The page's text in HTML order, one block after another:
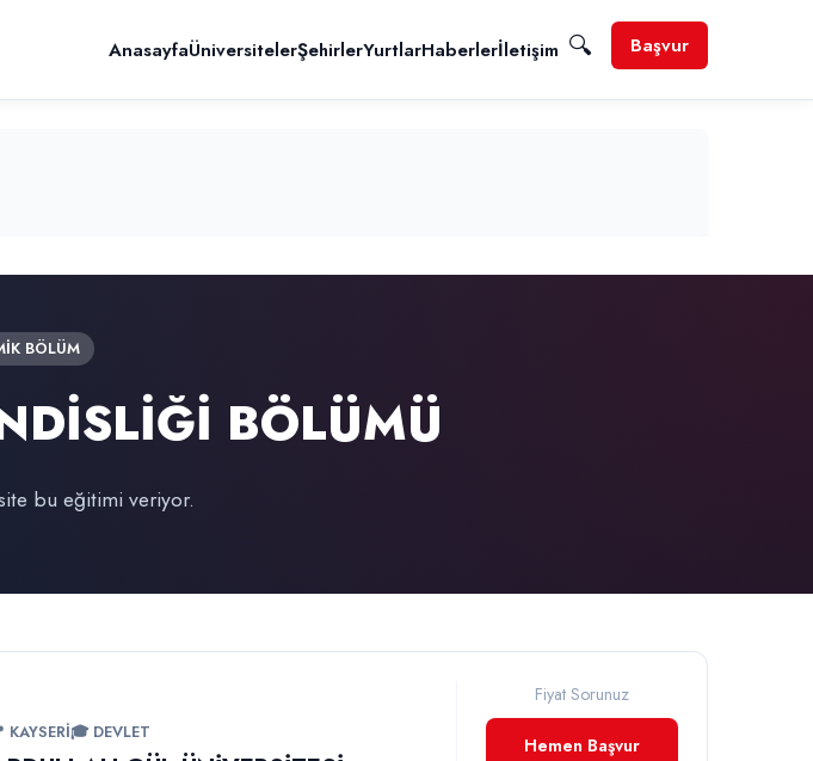
AnasayfaÜniversitelerŞehirlerYurtlarHaberlerİletişim 🔍 Başvur
BÖLÜM
BÖLÜMÜ
bu eğitimi veriyor.
KAYSERİ🎓 DEVLET
Fiyat Sorunuz
Hemen Başvur